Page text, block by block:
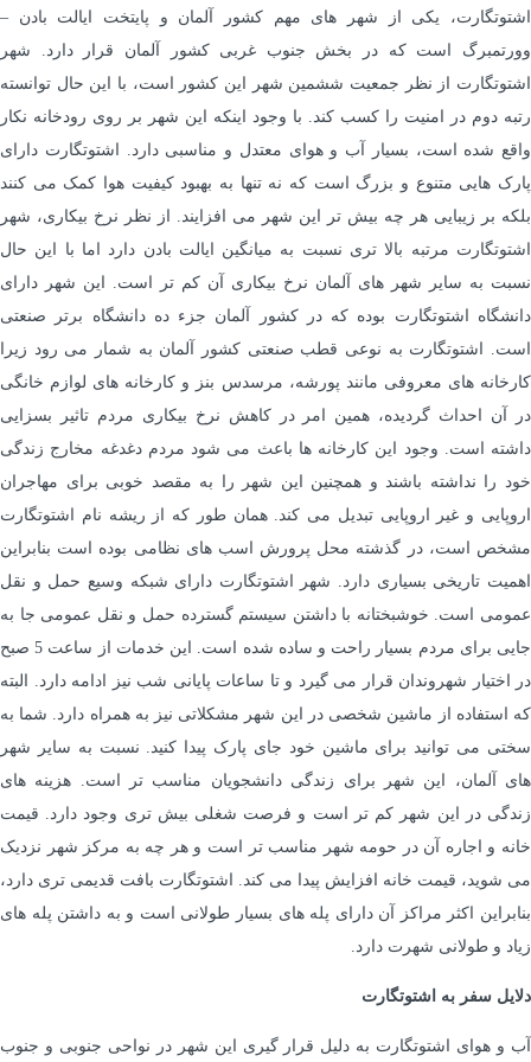
اشتوتگارت، یکی از شهر های مهم کشور آلمان و پایتخت ایالت بادن –
وورتمبرگ است که در بخش جنوب غربی کشور آلمان قرار دارد. شهر
اشتوتگارت از نظر جمعیت ششمین شهر این کشور است، با این حال توانسته
رتبه دوم در امنیت را کسب کند. با وجود اینکه این شهر بر روی رودخانه نکار
واقع شده است، بسیار آب و هوای معتدل و مناسبی دارد. اشتوتگارت دارای
پارک هایی متنوع و بزرگ است که نه تنها به بهبود کیفیت هوا کمک می کنند
بلکه بر زیبایی هر چه بیش تر این شهر می افزایند. از نظر نرخ بیکاری، شهر
اشتوتگارت مرتبه بالا تری نسبت به میانگین ایالت بادن دارد اما با این حال
نسبت به سایر شهر های آلمان نرخ بیکاری آن کم تر است. این شهر دارای
دانشگاه اشتوتگارت بوده که در کشور آلمان جزء ده دانشگاه برتر صنعتی
است. اشتوتگارت به نوعی قطب صنعتی کشور آلمان به شمار می رود زیرا
کارخانه های معروفی مانند پورشه، مرسدس بنز و کارخانه های لوازم خانگی
در آن احداث گردیده، همین امر در کاهش نرخ بیکاری مردم تاثیر بسزایی
داشته است. وجود این کارخانه ها باعث می شود مردم دغدغه مخارج زندگی
خود را نداشته باشند و همچنین این شهر را به مقصد خوبی برای مهاجران
اروپایی و غیر اروپایی تبدیل می کند. همان طور که از ریشه نام اشتوتگارت
مشخص است، در گذشته محل پرورش اسب های نظامی بوده است بنابراین
اهمیت تاریخی بسیاری دارد. شهر اشتوتگارت دارای شبکه وسیع حمل و نقل
عمومی است. خوشبختانه با داشتن سیستم گسترده حمل و نقل عمومی جا به
جایی برای مردم بسیار راحت و ساده شده است. این خدمات از ساعت 5 صبح
در اختیار شهروندان قرار می گیرد و تا ساعات پایانی شب نیز ادامه دارد. البته
که استفاده از ماشین شخصی در این شهر مشکلاتی نیز به همراه دارد. شما به
سختی می توانید برای ماشین خود جای پارک پیدا کنید. نسبت به سایر شهر
های آلمان، این شهر برای زندگی دانشجویان مناسب تر است. هزینه های
زندگی در این شهر کم تر است و فرصت شغلی بیش تری وجود دارد. قیمت
خانه و اجاره آن در حومه شهر مناسب تر است و هر چه به مرکز شهر نزدیک
می شوید، قیمت خانه افزایش پیدا می کند. اشتوتگارت بافت قدیمی تری دارد،
بنابراین اکثر مراکز آن دارای پله های بسیار طولانی است و به داشتن پله های
زیاد و طولانی شهرت دارد.
دلایل سفر به اشتوتگارت
آب و هوای اشتوتگارت به دلیل قرار گیری این شهر در نواحی جنوبی و جنوب